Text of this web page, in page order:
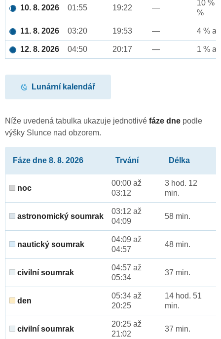
10. 8. 2026 01:55 19:22 —
10 %
%
11. 8. 2026 03:20 19:53 — 4 %
12. 8. 2026 04:50 20:17 — 1 %
Lunární kalendář
Níže uvedená tabulka ukazuje jednotlivé fáze dne podle
výšky Slunce nad obzorem.
Fáze dne 8. 8. 2026 Trvání Délka
noc
00:00 až
03:12
3 hod. 12
min.
astronomický soumrak
03:12 až
04:09
58 min.
nautický soumrak
04:09 až
04:57
48 min.
civilní soumrak
04:57 až
05:34
37 min.
den
05:34 až
20:25
14 hod. 51
min.
civilní soumrak
20:25 až
21:02
37 min.